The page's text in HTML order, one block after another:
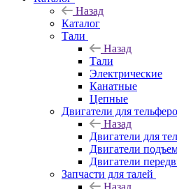
Назад
Каталог
Тали
Назад
Тали
Электрические
Канатные
Цепные
Двигатели для
Назад
Двигатели для
Двигатели
Двигатели
Запчасти для талей
Назад